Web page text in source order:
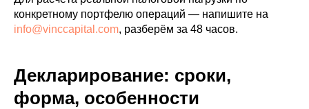
конкретному портфелю операций — напишите на
info@vinccapital.com, разберём за 48 часов.
Декларирование: сроки,
форма, особенности